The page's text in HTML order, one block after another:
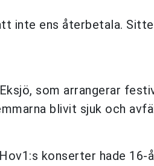
inte ens återbetala.
som arrangerar
blivit sjuk och
konserter hade 16-